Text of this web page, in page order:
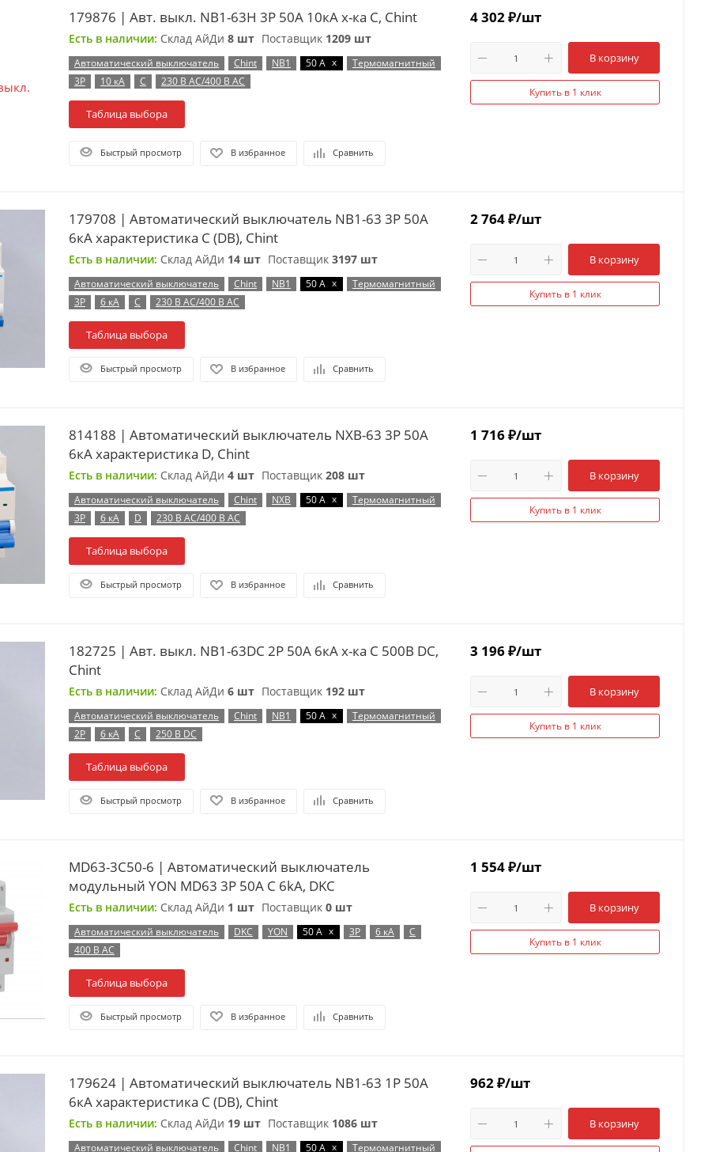
179876 | Авт. выкл. NB1-63H 3P 50А 10кА х-ка C, Chint
Есть в наличии: Склад АйДи 8 шт Поставщик 1209 шт
Автоматический выключатель Chint NB1 50 А x
Термомагнитный
3P
10 кА C 230 В AC/400 В AC
Таблица выбора
Быстрый просмотр В избранное Сравнить
4 302₽/шт
В корзину
Купить в 1 клик
179708 | Автоматический выключатель NB1-63 3P 50А
6кА характеристика C (DB), Chint
Есть в наличии: Склад АйДи 14 шт Поставщик 3197 шт
Автоматический выключатель Chint NB1 50 А x
Термомагнитный
3P
6 кА C 230 В AC/400 В AC
Таблица выбора
Быстрый просмотр В избранное Сравнить
2 764₽/шт
В корзину
Купить в 1 клик
814188 | Автоматический выключатель NXB-63 3P 50А
6кА характеристика D, Chint
Есть в наличии: Склад АйДи 4 шт Поставщик 208 шт
Автоматический выключатель Chint NXB 50 А x
Термомагнитный
3P
6 кА D 230 В AC/400 В AC
Таблица выбора
Быстрый просмотр В избранное Сравнить
1 716₽/шт
В корзину
Купить в 1 клик
182725 | Авт. выкл. NB1-63DC 2P 50А 6кА х-ка C 500В DC,
Chint
Есть в наличии: Склад АйДи 6 шт Поставщик 192 шт
Автоматический выключатель Chint NB1 50 А x
Термомагнитный
2P
6 кА C 250 В DC
Таблица выбора
Быстрый просмотр В избранное Сравнить
3 196₽/шт
В корзину
Купить в 1 клик
MD63-3C50-6 | Автоматический выключатель
модульный YON MD63 3P 50А C 6kA, DKC
Есть в наличии: Склад АйДи 1 шт Поставщик 0 шт
Автоматический выключатель DKC YON 50 А x 3P 6 кА
C
400 В AC
Таблица выбора
Быстрый просмотр В избранное Сравнить
1 554₽/шт
В корзину
Купить в 1 клик
179624 | Автоматический выключатель NB1-63 1P 50А
6кА характеристика C (DB), Chint
Есть в наличии: Склад АйДи 19 шт Поставщик 1086 шт
Автоматический выключатель Chint NB1 50 А x
Термомагнитный
962₽/шт
В корзину